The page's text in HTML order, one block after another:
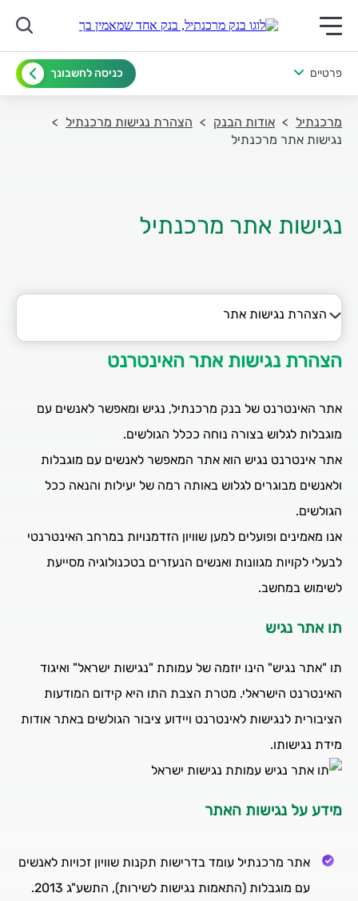
תפריט ראשי לנייד
פרטיים כניסה לחשבונך
מרכנתיל אודות הבנק
הצהרת נגישות מרכנתיל
נגישות אתר מרכנתיל
נגישות אתר מרכנתיל
הצהרת נגישות אתר
הצהרת נגישות
נגישות בסניפי מרכנתיל
שירות לקוחות נגיש
הצהרת נגישות אתר
נגישות באפליקציה
הצהרת נגישות אתר האינטרנט
אתר האינטרנט של בנק מרכנתיל, נגיש ומאפשר לאנשים עם
מוגבלות לגלוש בצורה נוחה ככלל הגולשים.
אתר אינטרנט נגיש הוא אתר המאפשר לאנשים עם מוגבלות
ולאנשים מבוגרים לגלוש באותה רמה של יעילות והנאה ככל
הגולשים.
אנו מאמינים ופועלים למען שוויון הזדמנויות במרחב האינטרנטי
לבעלי לקויות מגוונות ואנשים הנעזרים בטכנולוגיה מסייעת
לשימוש במחשב.
תו אתר נגיש
תו "אתר נגיש" הינו יוזמה של עמותת "נגישות ישראל" ואיגוד
האינטרנט הישראלי. מטרת הצבת התו היא קידום המודעות
הציבורית לנגישות לאינטרנט ויידוע ציבור הגולשים באתר אודות
מידת נגישותו.
מידע על נגישות האתר
אתר מרכנתיל עומד בדרישות תקנות שוויון זכויות לאנשים
עם מוגבלות (התאמות נגישות לשירות), התשע"ג 2013.